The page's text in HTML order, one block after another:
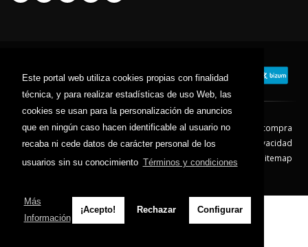
Este portal web utiliza cookies propias con finalidad
técnica, y para realizar estadísticas de uso Web, las
cookies se usan para la personalización de anuncios
que en ningún caso hacen identificable al usuario no
recaba ni cede datos de carácter personal de los
usuarios sin su conocimiento Términos y condiciones
Más
Información
¡Acepto! Rechazar Configurar
Contacto Aviso Legal
Condiciones de compra
Política de envíos
Política de devolución
Política de Privacidad
Política de Cookies
Sitemap